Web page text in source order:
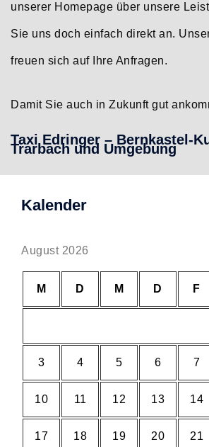
unserer Homepage über unsere
Sie uns doch einfach direkt an.
freuen sich auf Ihre Anfragen.
Damit Sie auch in Zukunft gut
Taxi Edringer – Bernkastel-
Trarbach und Umgebung
Kalender
August 2026
M D M D F
3 4 5 6 7
10 11 12 13 14
17 18 19 20 21